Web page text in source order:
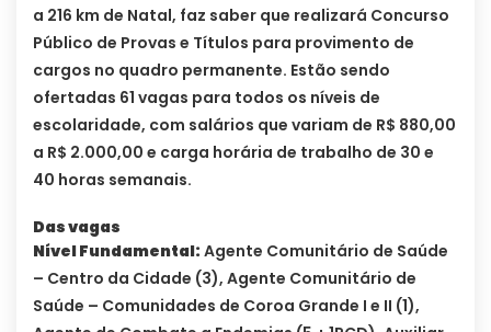
a 216 km de Natal, faz saber que realizará Concurso
Público de Provas e Títulos para provimento de
cargos no quadro permanente. Estão sendo
ofertadas 61 vagas para todos os níveis de
escolaridade, com salários que variam de R$ 880,00
a R$ 2.000,00 e carga horária de trabalho de 30 e
40 horas semanais.
Das vagas
Nível Fundamental: Agente Comunitário de Saúde
– Centro da Cidade (3), Agente Comunitário de
Saúde – Comunidades de Coroa Grande I e II (1),